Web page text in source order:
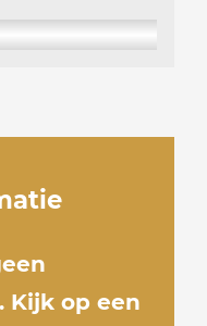
Kijk op een